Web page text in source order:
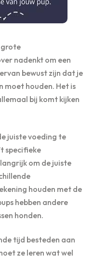
grote
nadenkt om een
bewust zijn dat je
moet houden. Het is
bij komt kijken
juiste voeding te
specifieke
om de juiste
houden met de
hebben andere
honden.
tijd besteden aan
ze leren wat wel